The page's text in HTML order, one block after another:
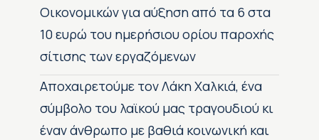
Οικονομικών για αύξηση από τα 6 στα
10 ευρώ του ημερήσιου ορίου παροχής
σίτισης των εργαζόμενων
Αποχαιρετούμε τον Λάκη Χαλκιά, ένα
σύμβολο του λαϊκού μας τραγουδιού κι
έναν άνθρωπο με βαθιά κοινωνική και